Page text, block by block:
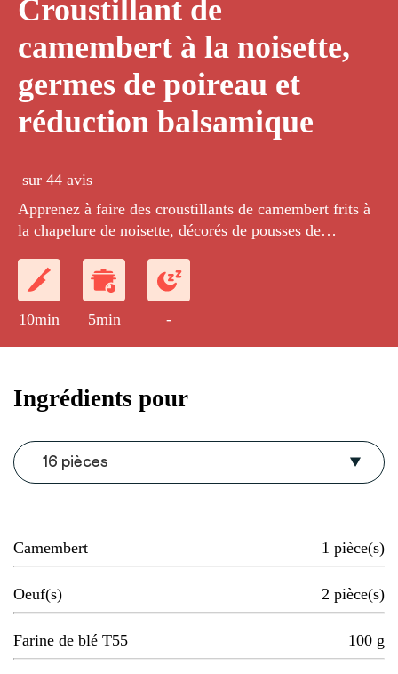
Croustillant de
camembert à la noisette,
germes de poireau et
réduction balsamique
sur 44 avis
Apprenez à faire des croustillants de camembert frits à
la chapelure de noisette, décorés de pousses de
balsamique.
10min 5min -
Ingrédients pour
16 pièces
Camembert 1 pièce(s)
Oeuf(s) 2 pièce(s)
Farine de blé T55 100 g